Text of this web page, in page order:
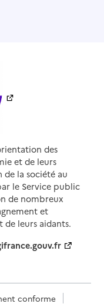
des
et de leurs
la société au
le Service public
de nombreux
et
de leurs aidants.
conforme